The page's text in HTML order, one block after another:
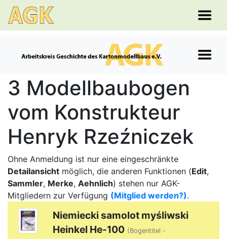
3 Modellbaubogen
vom Konstrukteur
Henryk Rzeźniczek
Ohne Anmeldung ist nur eine eingeschränkte
Detailansicht möglich, die anderen Funktionen (Edit,
Sammler, Merke, Aehnlich) stehen nur AGK-
Mitgliedern zur Verfügung (Mitglied werden?).
Niemiecki samolot myśliwski
Heinkel He-100 (Bogentitel -